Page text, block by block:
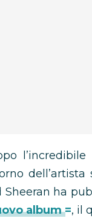
l’incredibile
dell’artista
Sheeran ha
album =, il